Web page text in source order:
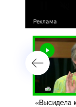
«Высидела